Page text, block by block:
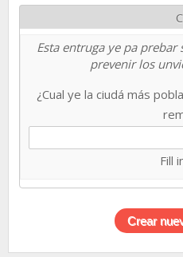
Esta entruga ye pa
prevenir los
¿Cual ye la ciudá más
Fill